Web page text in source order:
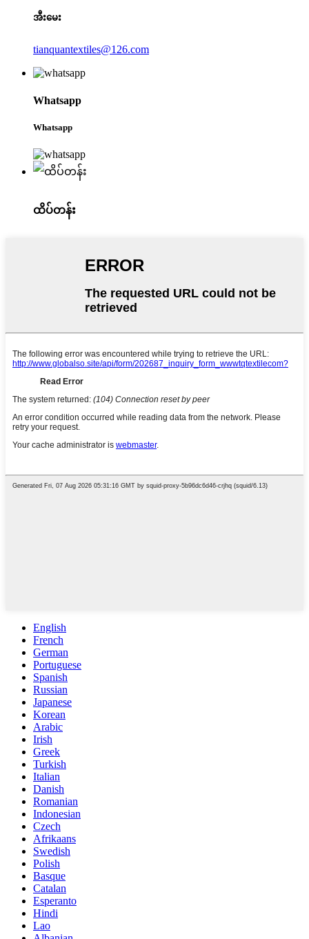
အီးမေး
tianquantextiles@126.com
Whatsapp
Whatsapp
ထိပ်တန်း
English
French
German
Portuguese
Spanish
Russian
Japanese
Korean
Arabic
Irish
Greek
Turkish
Italian
Danish
Romanian
Indonesian
Czech
Afrikaans
Swedish
Polish
Basque
Catalan
Esperanto
Hindi
Lao